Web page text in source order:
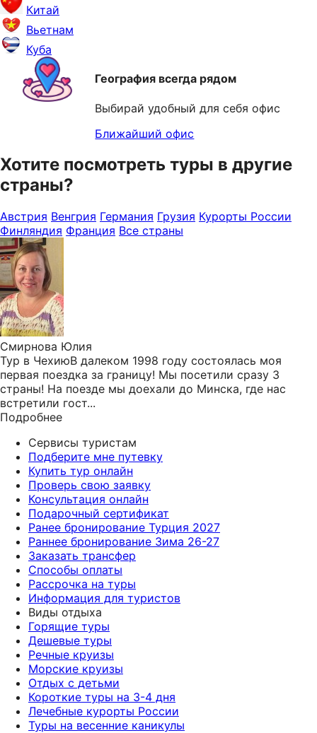
Китай
Вьетнам
Куба
География всегда рядом
Выбирай удобный для себя офис
Ближайший офис
Хотите посмотреть туры в другие
страны?
Австрия Венгрия Германия Грузия Курорты России
Финляндия Франция Все страны
Смирнова Юлия
Тур в ЧехиюВ далеком 1998 году состоялась моя
первая поездка за границу! Мы посетили сразу 3
страны! На поезде мы доехали до Минска, где нас
встретили гост...
Подробнее
Сервисы туристам
Подберите мне путевку
Купить тур онлайн
Проверь свою заявку
Консультация онлайн
Подарочный сертификат
Ранее бронирование Турция 2027
Раннее бронирование Зима 26-27
Заказать трансфер
Способы оплаты
Рассрочка на туры
Информация для туристов
Виды отдыха
Горящие туры
Дешевые туры
Речные круизы
Морские круизы
Отдых с детьми
Короткие туры на 3-4 дня
Лечебные курорты России
Туры на весенние каникулы